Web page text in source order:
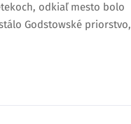
odkiaľ mesto bolo
Godstowské priorstvo,